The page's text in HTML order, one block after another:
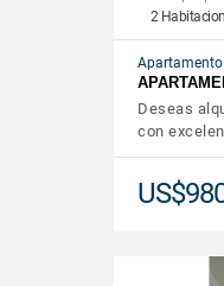
2
Apartamento
Deseas
con